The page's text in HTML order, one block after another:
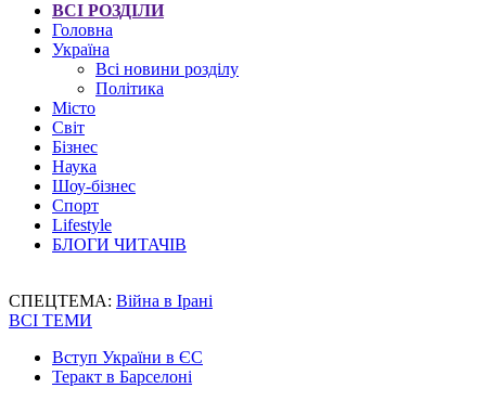
ВСІ РОЗДІЛИ
Головна
Україна
Всі новини розділу
Політика
Місто
Світ
Бізнес
Наука
Шоу-бізнес
Спорт
Lifestyle
БЛОГИ ЧИТАЧІВ
СПЕЦТЕМА: Війна в Ірані
ВСІ ТЕМИ
Вступ України в ЄС
Теракт в Барселоні